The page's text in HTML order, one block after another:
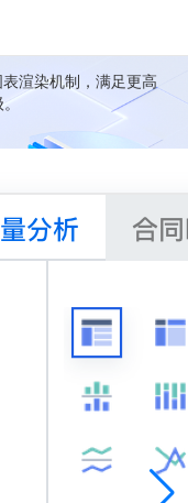
渲染机制，满足更高